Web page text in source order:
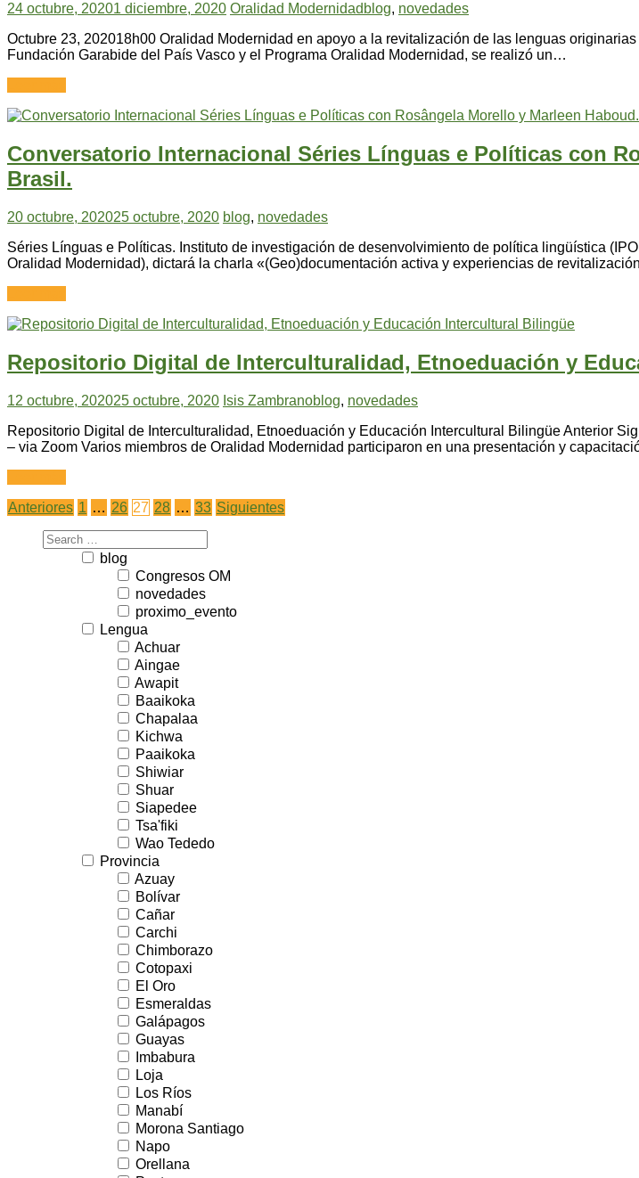
24 octubre, 20201 diciembre, 2020 Oralidad Modernidad blog, novedades
Octubre 23, 202018h00 Oralidad Modernidad en apoyo a la revitalización de las lenguas
Fundación Garabide del País Vasco y el Programa Oralidad Modernidad, se realizó un…
Conversatorio Internacional Séries Línguas e Políticas con
Brasil.
20 octubre, 202025 octubre, 2020 blog, novedades
Séries Línguas e Políticas. Instituto de investigación de desenvolvimiento de política lingüística
Oralidad Modernidad), dictará la charla «(Geo)documentación activa y experiencias de
Repositorio Digital de Interculturalidad, Etnoeduación y
12 octubre, 202025 octubre, 2020 Isis Zambranoblog, novedades
Repositorio Digital de Interculturalidad, Etnoeduación y Educación Intercultural Bilingüe Anterior
– via Zoom Varios miembros de Oralidad Modernidad participaron en una presentación y
Anteriores 1 … 26 27 28 … 33 Siguientes
blog
Congresos OM
novedades
proximo_evento
Lengua
Achuar
Aingae
Awapit
Baaikoka
Chapalaa
Kichwa
Paaikoka
Shiwiar
Shuar
Siapedee
Tsa'fiki
Wao Tededo
Provincia
Azuay
Bolívar
Cañar
Carchi
Chimborazo
Cotopaxi
El Oro
Esmeraldas
Galápagos
Guayas
Imbabura
Loja
Los Ríos
Manabí
Morona Santiago
Napo
Orellana